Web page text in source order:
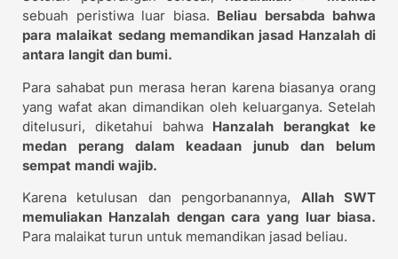
sebuah peristiwa luar biasa. Beliau bersabda bahwa
para malaikat sedang memandikan jasad Hanzalah di
antara langit dan bumi.
Para sahabat pun merasa heran karena biasanya orang
yang wafat akan dimandikan oleh keluarganya. Setelah
ditelusuri, diketahui bahwa Hanzalah berangkat ke
medan perang dalam keadaan junub dan belum
sempat mandi wajib.
Karena ketulusan dan pengorbanannya, Allah SWT
memuliakan Hanzalah dengan cara yang luar biasa.
Para malaikat turun untuk memandikan jasad beliau.